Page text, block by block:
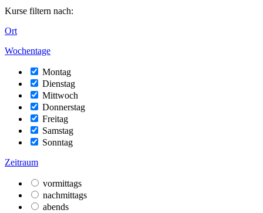
Kurse filtern nach:
Ort
Wochentage
Montag
Dienstag
Mittwoch
Donnerstag
Freitag
Samstag
Sonntag
Zeitraum
vormittags
nachmittags
abends